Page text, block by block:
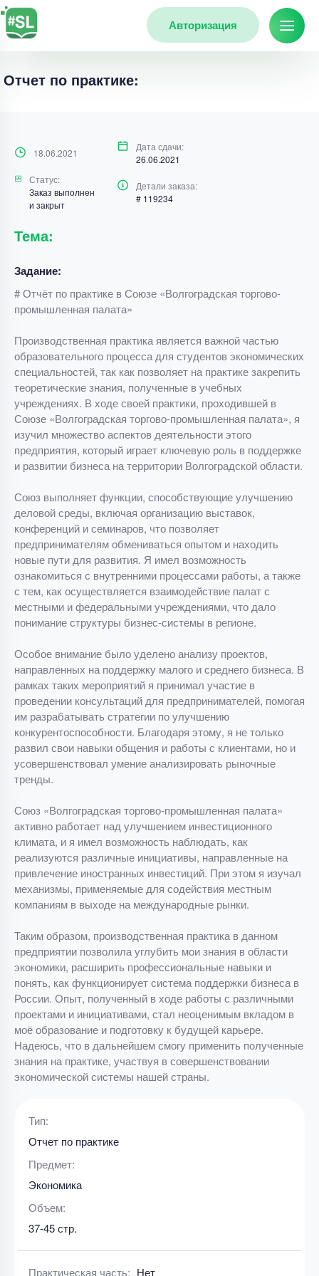
Авторизация
Отчет по практике:
18.06.2021
Дата сдачи:
26.06.2021
Статус:
Заказ выполнен
и закрыт
Детали заказа:
# 119234
Тема:
Задание:
# Отчёт по практике в Союзе «Волгоградская торгово-
промышленная палата»
Производственная практика является важной частью
образовательного процесса для студентов экономических
специальностей, так как позволяет на практике закрепить
теоретические знания, полученные в учебных
учреждениях. В ходе своей практики, проходившей в
Союзе «Волгоградская торгово-промышленная палата», я
изучил множество аспектов деятельности этого
предприятия, который играет ключевую роль в поддержке
и развитии бизнеса на территории Волгоградской области.
Союз выполняет функции, способствующие улучшению
деловой среды, включая организацию выставок,
конференций и семинаров, что позволяет
предпринимателям обмениваться опытом и находить
новые пути для развития. Я имел возможность
ознакомиться с внутренними процессами работы, а также
с тем, как осуществляется взаимодействие палат с
местными и федеральными учреждениями, что дало
понимание структуры бизнес-системы в регионе.
Особое внимание было уделено анализу проектов,
направленных на поддержку малого и среднего бизнеса. В
рамках таких мероприятий я принимал участие в
проведении консультаций для предпринимателей, помогая
им разрабатывать стратегии по улучшению
конкурентоспособности. Благодаря этому, я не только
развил свои навыки общения и работы с клиентами, но и
усовершенствовал умение анализировать рыночные
тренды.
Союз «Волгоградская торгово-промышленная палата»
активно работает над улучшением инвестиционного
климата, и я имел возможность наблюдать, как
реализуются различные инициативы, направленные на
привлечение иностранных инвестиций. При этом я изучал
механизмы, применяемые для содействия местным
компаниям в выходе на международные рынки.
Таким образом, производственная практика в данном
предприятии позволила углубить мои знания в области
экономики, расширить профессиональные навыки и
понять, как функционирует система поддержки бизнеса в
России. Опыт, полученный в ходе работы с различными
проектами и инициативами, стал неоценимым вкладом в
моё образование и подготовку к будущей карьере.
Надеюсь, что в дальнейшем смогу применить полученные
знания на практике, участвуя в совершенствовании
экономической системы нашей страны.
Тип:
Отчет по практике
Предмет:
Экономика
Объем:
37-45 стр.
Практическая часть: Нет